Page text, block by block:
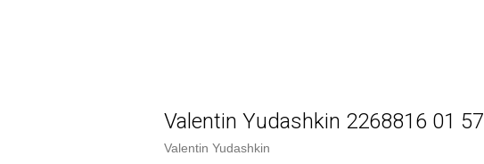
Valentin Yudashkin 2268816 01 57
Valentin Yudashkin